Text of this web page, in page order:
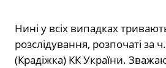
Нині у всіх випадках
розслідування, розпочаті за
(Крадіжка) КК України.